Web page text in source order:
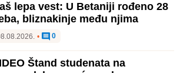
lepa vest: U Betaniji rođeno 28
bliznakinje među njima
• 0
Štand studenata na